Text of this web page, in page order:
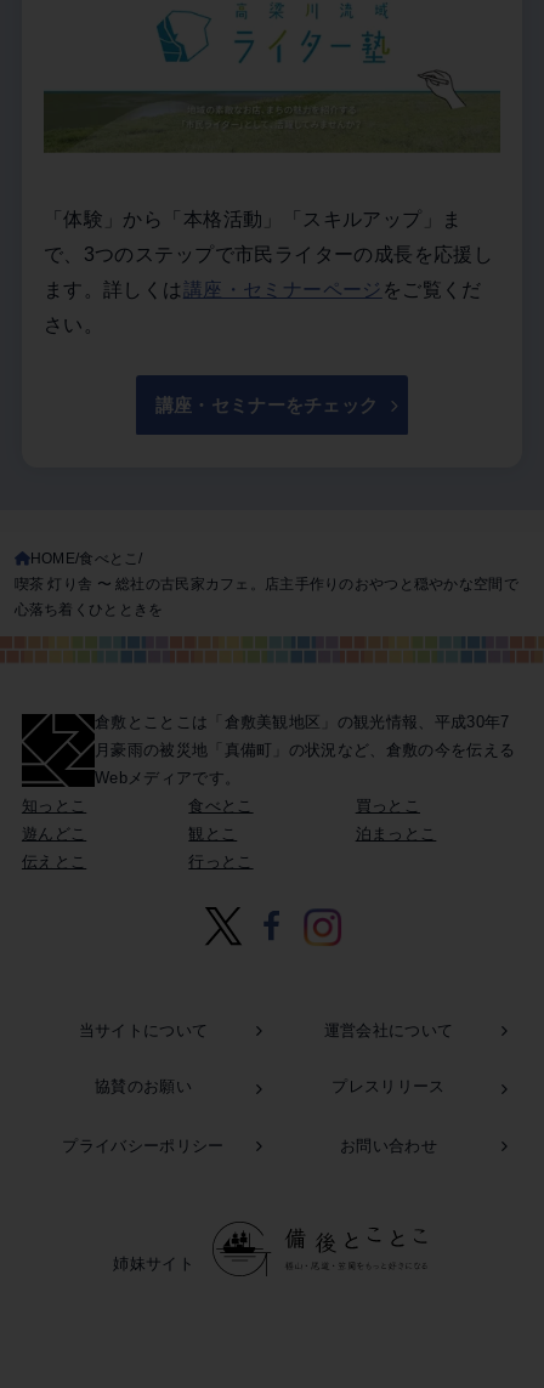
「体験」から「本格活動」「スキルアップ」ま
で、3つのステップで市民ライターの成長を応援し
ます。詳しくは講座・セミナーページ をご覧くだ
さい。
講座・セミナーをチェック
HOME 食べとこ
喫茶 灯り舎 〜 総社の古民家カフェ。店主手作りのおやつと穏やかな空間で
心落ち着くひとときを
倉敷とことこは「倉敷美観地区」の観光情報、 平成30年7
月豪雨の被災地「真備町」の状況など、 倉敷の今を伝える
Webメディアです。
知っとこ
食べとこ
買っとこ
遊んどこ
観とこ
泊まっとこ
伝えとこ
行っとこ
当サイトについて 運営会社について
協賛のお願い プレスリリース
プライバシーポリシー お問い合わせ
姉妹サイト
もとんた